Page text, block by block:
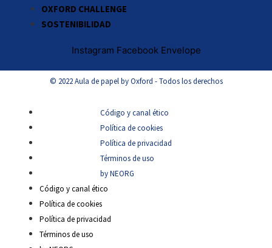
OXFORD CHALLENGE
SOSTENIBILIDAD
Instagram Facebook Envelope
© 2022 Aula de papel by Oxford - Todos los derechos
Código y canal ético
Política de cookies
Política de privacidad
Términos de uso
by NEORG
Código y canal ético
Política de cookies
Política de privacidad
Términos de uso